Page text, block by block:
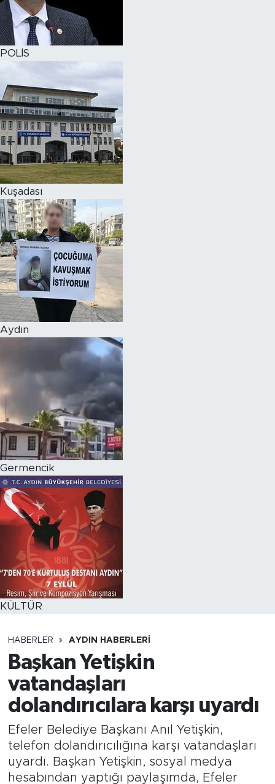
POLİS
Kuşadası
Aydın
Germencik
KÜLTÜR
HABERLER AYDIN HABERLERI
Başkan Yetişkin
vatandaşları
dolandırıcılara karşı uyardı
Efeler Belediye Başkanı Anıl Yetişkin,
telefon dolandırıcılığına karşı vatandaşları
uyardı. Başkan Yetişkin, sosyal medya
hesabından yaptığı paylaşımda, Efeler